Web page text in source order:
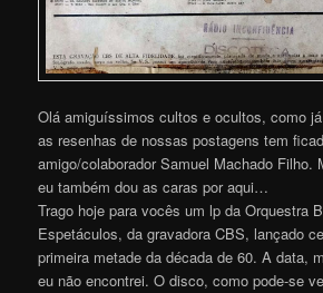
Olá amiguíssimos cultos e ocultos, como
as resenhas de nossas postagens tem
amigo/colaborador Samuel Machado Filho.
eu também dou as caras por aqui…
Trago hoje para vocês um lp da Orquestra
Espetáculos, da gravadora CBS, lançado
primeira metade da década de 60. A data,
eu não encontrei. O disco, como pode-se